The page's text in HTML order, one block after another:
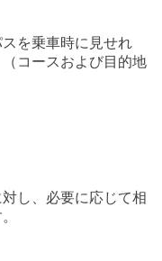
を乗車時に見せれ
コースおよび目的地
し、必要に応じて相